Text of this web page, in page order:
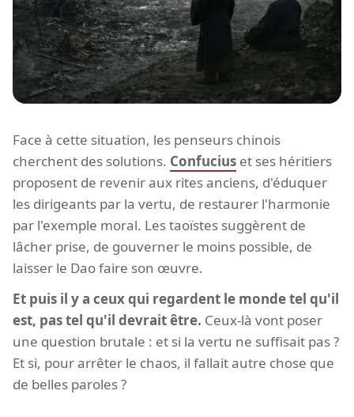
Face à cette situation, les penseurs chinois
cherchent des solutions. Confucius et ses héritiers
proposent de revenir aux rites anciens, d'éduquer
les dirigeants par la vertu, de restaurer l'harmonie
par l'exemple moral. Les taoïstes suggèrent de
lâcher prise, de gouverner le moins possible, de
laisser le Dao faire son œuvre.
Et puis il y a ceux qui regardent le monde tel qu'il
est, pas tel qu'il devrait être. Ceux-là vont poser
une question brutale : et si la vertu ne suffisait pas ?
Et si, pour arrêter le chaos, il fallait autre chose que
de belles paroles ?